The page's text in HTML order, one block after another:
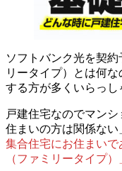
ソフトバンク光を契
リータイプ）とは何
する方が多くいらっし
戸建住宅なのでマン
住まいの方は関係ない
集合住宅にお住まいで
（ファミリータイプ